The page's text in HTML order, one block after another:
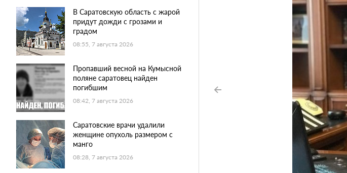
В Саратовскую область с жарой
придут дожди с грозами и
градом
08:55, 7 августа 2026
Пропавший весной на Кумысной
поляне саратовец найден
погибшим
08:42, 7 августа 2026
Саратовские врачи удалили
женщине опухоль размером с
манго
08:28, 7 августа 2026